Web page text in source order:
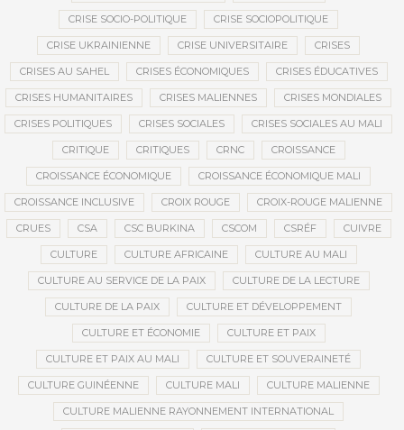
CRISE SOCIO-POLITIQUE CRISE SOCIOPOLITIQUE
CRISE UKRAINIENNE CRISE UNIVERSITAIRE CRISES
CRISES AU SAHEL CRISES ÉCONOMIQUES CRISES ÉDUCATIVES
CRISES HUMANITAIRES CRISES MALIENNES CRISES MONDIALES
CRISES POLITIQUES CRISES SOCIALES CRISES SOCIALES AU MALI
CRITIQUE CRITIQUES CRNC CROISSANCE
CROISSANCE ÉCONOMIQUE CROISSANCE ÉCONOMIQUE MALI
CROISSANCE INCLUSIVE CROIX ROUGE CROIX-ROUGE MALIENNE
CRUES CSA CSC BURKINA CSCOM CSRÉF CUIVRE
CULTURE CULTURE AFRICAINE CULTURE AU MALI
CULTURE AU SERVICE DE LA PAIX CULTURE DE LA LECTURE
CULTURE DE LA PAIX CULTURE ET DÉVELOPPEMENT
CULTURE ET ÉCONOMIE CULTURE ET PAIX
CULTURE ET PAIX AU MALI CULTURE ET SOUVERAINETÉ
CULTURE GUINÉENNE CULTURE MALI CULTURE MALIENNE
CULTURE MALIENNE RAYONNEMENT INTERNATIONAL